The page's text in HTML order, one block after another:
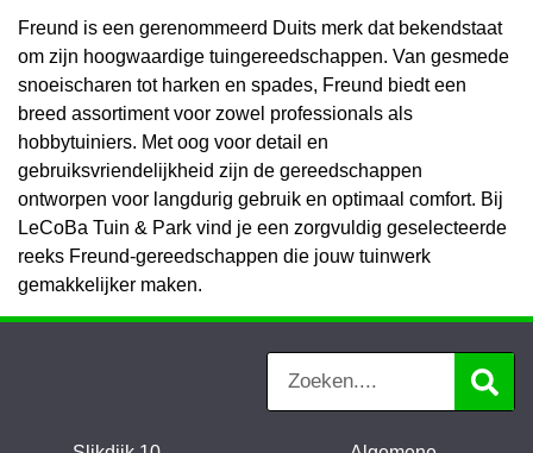
Freund is een gerenommeerd Duits merk dat bekendstaat
om zijn hoogwaardige tuingereedschappen. Van gesmede
snoeischaren tot harken en spades, Freund biedt een
breed assortiment voor zowel professionals als
hobbytuiniers. Met oog voor detail en
gebruiksvriendelijkheid zijn de gereedschappen
ontworpen voor langdurig gebruik en optimaal comfort. Bij
LeCoBa Tuin & Park vind je een zorgvuldig geselecteerde
reeks Freund-gereedschappen die jouw tuinwerk
gemakkelijker maken.